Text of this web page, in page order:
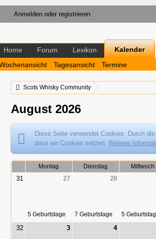
Anmelden oder registrieren
Home Forum Lexikon
Kalender
Tagesansicht Termine
Scots Whisky Community
August 2026
Diese Seite verwendet Cookies. Durch
dass wir Cookies setzen.Weitere
Montag Dienstag Mittwoch
31 27
5 Geburtstage
28
7 Geburtstage 5
32 3 4